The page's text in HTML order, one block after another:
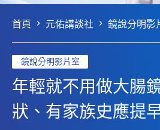
首頁 元佑講談社 鏡說分明影
鏡說分明影片室
年輕就不用做大腸
狀、有家族史應提